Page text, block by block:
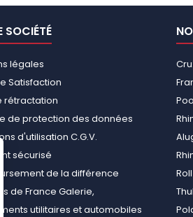
SOCIÉTÉ
légales
Satisfaction
rétractation
de protection des données
d'utilisation C.G.V.
sécurisé
de la différence
de France Galerie,
utilitaires et automobiles